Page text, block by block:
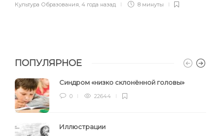
Культура Образования, 4 года назад 8 минуты
ПОПУЛЯРНОЕ
Синдром «низко склонённой головы»
0 22644
Иллюстрации